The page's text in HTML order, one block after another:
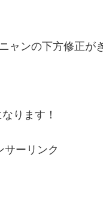
ャンの下方修正が
ります！
サーリンク